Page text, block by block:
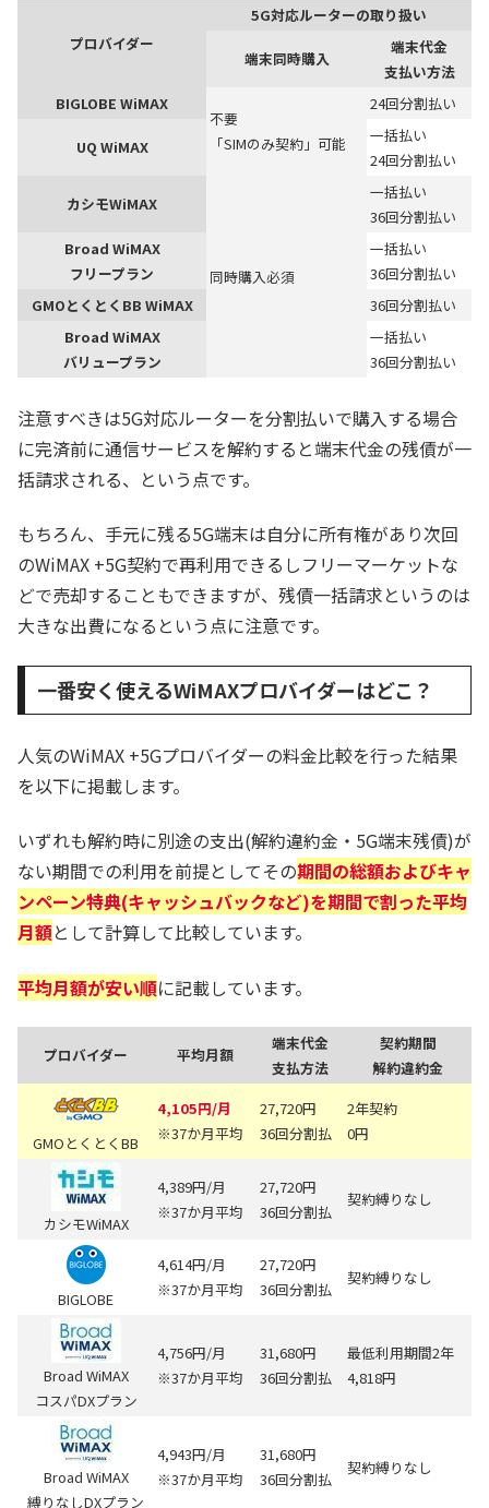
プロバイダー
5G対応ルーターの取り扱い
端末同時購入
端末代金
支払い方法
BIGLOBE WiMAX
不要
「SIMのみ契約」可能
24回分割払い
UQ WiMAX
一括払い
24回分割払い
カシモWiMAX
同時購入必須
一括払い
36回分割払い
Broad WiMAX
フリープラン
一括払い
36回分割払い
GMOとくとくBB WiMAX
36回分割払い
Broad WiMAX
バリュープラン
一括払い
36回分割払い
注意すべきは5G対応ルーターを分割払いで購入する場合
に完済前に通信サービスを解約すると端末代金の残債が一
括請求される、という点です。
もちろん、手元に残る5G端末は自分に所有権があり次回
のWiMAX +5G契約で再利用できるしフリーマーケットな
どで売却することもできますが、残債一括請求というのは
大きな出費になるという点に注意です。
一番安く使えるWiMAXプロバイダーはどこ？
人気のWiMAX +5Gプロバイダーの料金比較を行った結果
を以下に掲載します。
いずれも解約時に別途の支出(解約違約金・5G端末残債)が
ない期間での利用を前提としてその期間の総額およびキャ
ンペーン特典(キャッシュバックなど)を期間で割った平均
月額として計算して比較しています。
平均月額が安い順に記載しています。
プロバイダー 平均月額
端末代金
支払方法
契約期間
解約違約金
GMOとくとくBB
4,105円/月
※37か月平均
27,720円
36回分割払
2年契約
0円
カシモWiMAX
4,389円/月
※37か月平均
27,720円
36回分割払
契約縛りなし
BIGLOBE
4,614円/月
※37か月平均
27,720円
36回分割払
契約縛りなし
Broad WiMAX
コスパDXプラン
4,756円/月
※37か月平均
31,680円
36回分割払
最低利用期間2年
4,818円
Broad WiMAX
縛りなしDXプラン
4,943円/月
※37か月平均
31,680円
36回分割払
契約縛りなし